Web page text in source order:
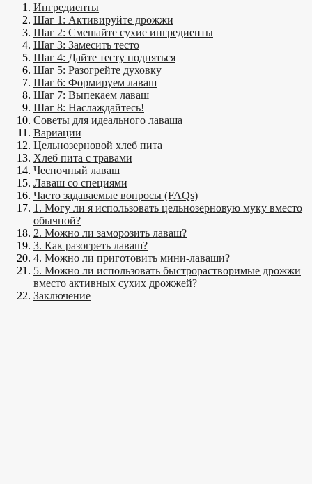
Ингредиенты
Шаг 1: Активируйте дрожжи
Шаг 2: Смешайте сухие ингредиенты
Шаг 3: Замесить тесто
Шаг 4: Дайте тесту подняться
Шаг 5: Разогрейте духовку
Шаг 6: Формируем лаваш
Шаг 7: Выпекаем лаваш
Шаг 8: Наслаждайтесь!
Советы для идеального лаваша
Вариации
Цельнозерновой хлеб пита
Хлеб пита с травами
Чесночный лаваш
Лаваш со специями
Часто задаваемые вопросы (FAQs)
1. Могу ли я использовать цельнозерновую муку вместо
обычной?
2. Можно ли заморозить лаваш?
3. Как разогреть лаваш?
4. Можно ли приготовить мини-лаваши?
5. Можно ли использовать быстрорастворимые дрожжи
вместо активных сухих дрожжей?
Заключение